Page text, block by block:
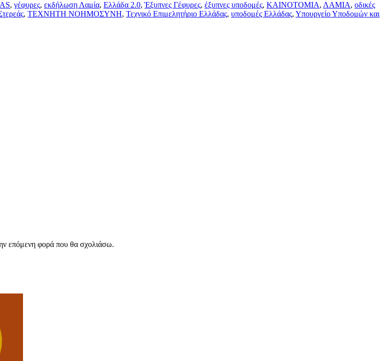
, γέφυρες, εκδήλωση Λαμία, Ελλάδα 2.0,Έξυπνες Γέφυρες, έξυπνες υποδομές, ΚΑΙΝΟΤΟΜΙΑ, ΛΑΜΙΑ, οδικές
, ΤΕΧΝΗΤΗ ΝΟΗΜΟΣΥΝΗ, Τεχνικό Επιμελητήριο Ελλάδας, υποδομές Ελλάδας, Υπουργείο Υποδομών και
επόμενη φορά που θα σχολιάσω.